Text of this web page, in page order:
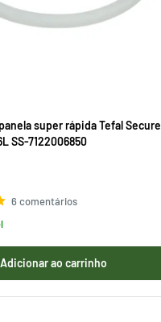
super rápida Tefal Secure
SS-7122006850
6 comentários
Adicionar ao carrinho